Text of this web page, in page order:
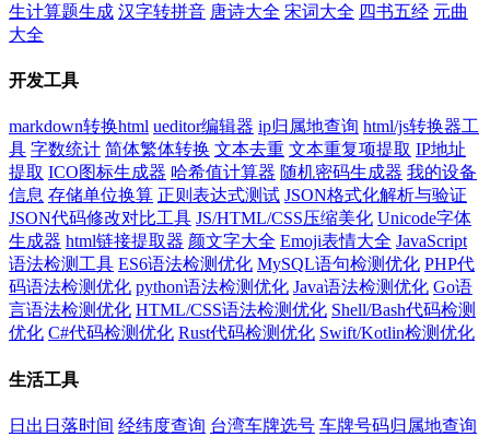
生计算题生成 汉字转拼音 唐诗大全 宋词大全 四书五经 元曲
大全
开发工具
markdown转换html ueditor编辑器 ip归属地查询 html/js转换器工
具 字数统计 简体繁体转换 文本去重 文本重复项提取 IP地址
提取 ICO图标生成器 哈希值计算器 随机密码生成器 我的设备
信息 存储单位换算 正则表达式测试 JSON格式化解析与验证
JSON代码修改对比工具 JS/HTML/CSS压缩美化 Unicode字体
生成器 html链接提取器 颜文字大全 Emoji表情大全 JavaScript
语法检测工具 ES6语法检测优化 MySQL语句检测优化 PHP代
码语法检测优化 python语法检测优化 Java语法检测优化 Go语
言语法检测优化 HTML/CSS语法检测优化 Shell/Bash代码检测
优化 C#代码检测优化 Rust代码检测优化 Swift/Kotlin检测优化
生活工具
日出日落时间 经纬度查询 台湾车牌选号 车牌号码归属地查询